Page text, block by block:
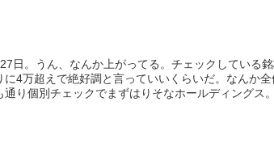
日。うん、なんか上がってる。チェックしている
に4万超えで絶好調と言っていいくらいだ。なんか
通り個別チェックでまずはりそなホールディングス